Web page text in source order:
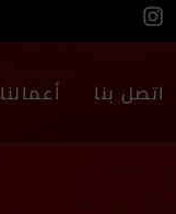
أعمالنا اتصل بنا